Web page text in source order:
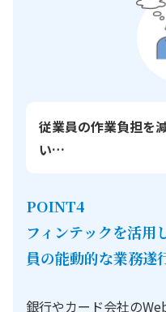
従業員の作業負担を
い…
POINT4
フィンテックを活用
員の能動的な業務遂
銀行やカード会社の